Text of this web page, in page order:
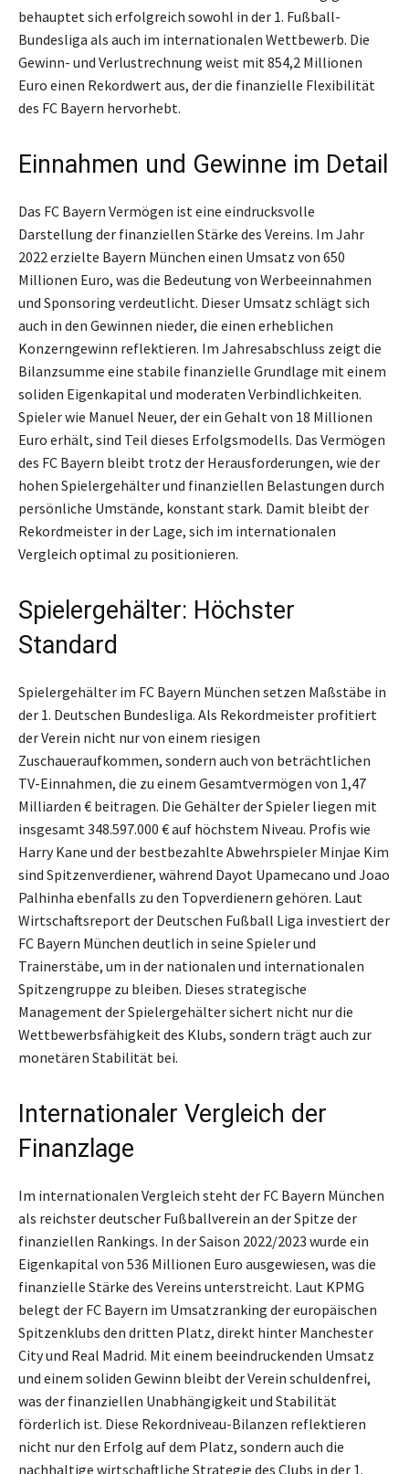
behauptet sich erfolgreich sowohl in der 1. Fußball-
Bundesliga als auch im internationalen Wettbewerb. Die
Gewinn- und Verlustrechnung weist mit 854,2 Millionen
Euro einen Rekordwert aus, der die finanzielle Flexibilität
des FC Bayern hervorhebt.
Einnahmen und Gewinne im Detail
Das FC Bayern Vermögen ist eine eindrucksvolle
Darstellung der finanziellen Stärke des Vereins. Im Jahr
2022 erzielte Bayern München einen Umsatz von 650
Millionen Euro, was die Bedeutung von Werbeeinnahmen
und Sponsoring verdeutlicht. Dieser Umsatz schlägt sich
auch in den Gewinnen nieder, die einen erheblichen
Konzerngewinn reflektieren. Im Jahresabschluss zeigt die
Bilanzsumme eine stabile finanzielle Grundlage mit einem
soliden Eigenkapital und moderaten Verbindlichkeiten.
Spieler wie Manuel Neuer, der ein Gehalt von 18 Millionen
Euro erhält, sind Teil dieses Erfolgsmodells. Das Vermögen
des FC Bayern bleibt trotz der Herausforderungen, wie der
hohen Spielergehälter und finanziellen Belastungen durch
persönliche Umstände, konstant stark. Damit bleibt der
Rekordmeister in der Lage, sich im internationalen
Vergleich optimal zu positionieren.
Spielergehälter: Höchster
Standard
Spielergehälter im FC Bayern München setzen Maßstäbe in
der 1. Deutschen Bundesliga. Als Rekordmeister profitiert
der Verein nicht nur von einem riesigen
Zuschaueraufkommen, sondern auch von beträchtlichen
TV-Einnahmen, die zu einem Gesamtvermögen von 1,47
Milliarden € beitragen. Die Gehälter der Spieler liegen mit
insgesamt 348.597.000 € auf höchstem Niveau. Profis wie
Harry Kane und der bestbezahlte Abwehrspieler Minjae Kim
sind Spitzenverdiener, während Dayot Upamecano und Joao
Palhinha ebenfalls zu den Topverdienern gehören. Laut
Wirtschaftsreport der Deutschen Fußball Liga investiert der
FC Bayern München deutlich in seine Spieler und
Trainerstäbe, um in der nationalen und internationalen
Spitzengruppe zu bleiben. Dieses strategische
Management der Spielergehälter sichert nicht nur die
Wettbewerbsfähigkeit des Klubs, sondern trägt auch zur
monetären Stabilität bei.
Internationaler Vergleich der
Finanzlage
Im internationalen Vergleich steht der FC Bayern München
als reichster deutscher Fußballverein an der Spitze der
finanziellen Rankings. In der Saison 2022/2023 wurde ein
Eigenkapital von 536 Millionen Euro ausgewiesen, was die
finanzielle Stärke des Vereins unterstreicht. Laut KPMG
belegt der FC Bayern im Umsatzranking der europäischen
Spitzenklubs den dritten Platz, direkt hinter Manchester
City und Real Madrid. Mit einem beeindruckenden Umsatz
und einem soliden Gewinn bleibt der Verein schuldenfrei,
was der finanziellen Unabhängigkeit und Stabilität
förderlich ist. Diese Rekordniveau-Bilanzen reflektieren
nicht nur den Erfolg auf dem Platz, sondern auch die
nachhaltige wirtschaftliche Strategie des Clubs in der 1.